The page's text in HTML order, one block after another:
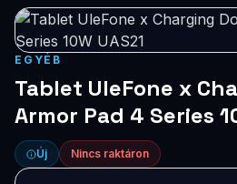
Monitorok
Dokkolók
Kiegészítők
Akciók
EGYÉB
Tablet UleFone x
Armor Pad 4 Series
Új Nincs raktáron